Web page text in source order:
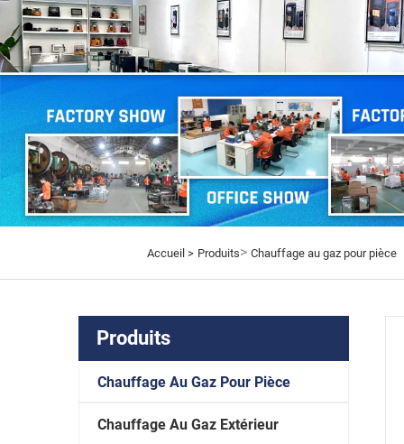
Accueil > Produits> Chauffage au gaz pour pièce
Produits
Chauffage Au Gaz Pour Pièce
Chauffage Au Gaz Extérieur